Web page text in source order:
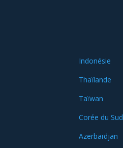
Indonésie
Thaïlande
Taïwan
Corée du Sud
Azerbaïdjan